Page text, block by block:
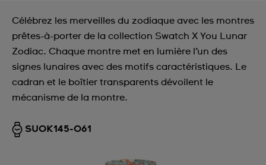
Célébrez les merveilles du zodiaque avec les montres
prêtes-à-porter de la collection Swatch X You Lunar
Zodiac. Chaque montre met en lumière l’un des
signes lunaires avec des motifs caractéristiques. Le
cadran et le boîtier transparents dévoilent le
mécanisme de la montre.
SUOK145-061